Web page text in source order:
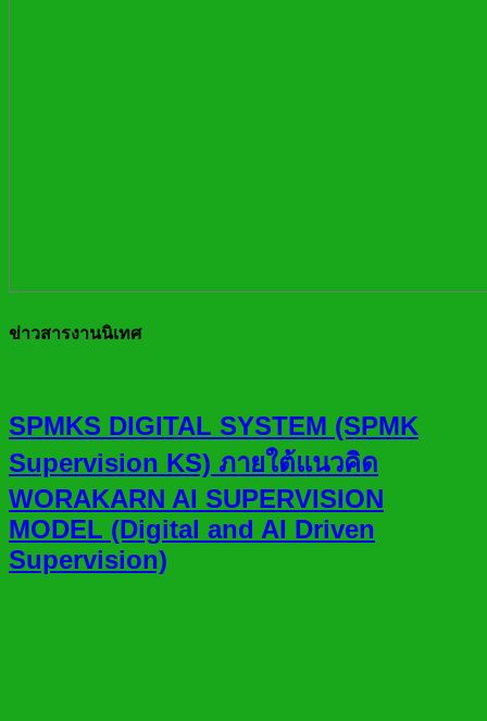
ข่าวสารงานนิเทศ
SPMKS DIGITAL SYSTEM (SPMK
Supervision KS) ภายใต้แนวคิด
WORAKARN AI SUPERVISION
MODEL (Digital and AI Driven
Supervision)